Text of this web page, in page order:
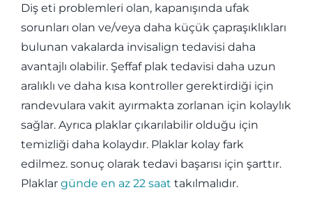
Diş eti problemleri olan, kapanışında ufak
sorunları olan ve/veya daha küçük çapraşıklıkları
bulunan vakalarda invisalign tedavisi daha
avantajlı olabilir. Şeffaf plak tedavisi daha uzun
aralıklı ve daha kısa kontroller gerektirdiği için
randevulara vakit ayırmakta zorlanan için kolaylık
sağlar. Ayrıca plaklar çıkarılabilir olduğu için
temizliği daha kolaydır. Plaklar kolay fark
edilmez. sonuç olarak tedavi başarısı için şarttır.
Plaklar günde en az 22 saat takılmalıdır.